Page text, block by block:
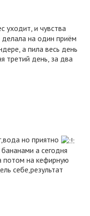
уходит, и чувства
делала на один приём
а пила весь день
третий день, за два
но приятно
а сегодня
потом на кефирную
себе,результат